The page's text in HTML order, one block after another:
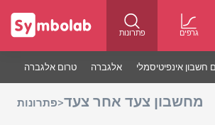
פתרונות גרפים
טרום אלגברה אלגברה חשבון אינפיטיסמלי
פתרונות>מחשבון צעד אחר צעד